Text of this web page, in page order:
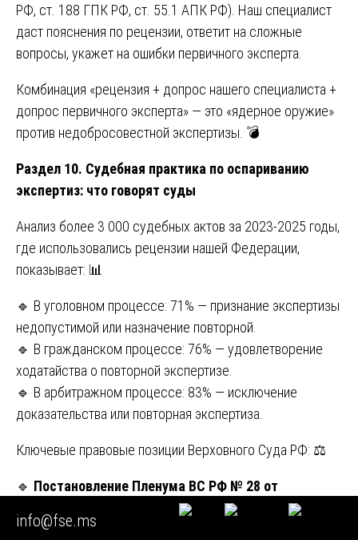
РФ, ст. 188 ГПК РФ, ст. 55.1 АПК РФ). Наш специалист
даст пояснения по рецензии, ответит на сложные
вопросы, укажет на ошибки первичного эксперта.
Комбинация «рецензия + допрос нашего специалиста +
допрос первичного эксперта» — это «ядерное оружие»
против недобросовестной экспертизы. 💣
Раздел 10. Судебная практика по оспариванию
экспертиз: что говорят суды
Анализ более 3 000 судебных актов за 2023-2025 годы,
где использовались рецензии нашей Федерации,
показывает: 📊
🔹 В уголовном процессе: 71% — признание экспертизы
недопустимой или назначение повторной.
🔹 В гражданском процессе: 76% — удовлетворение
ходатайства о повторной экспертизе.
🔹 В арбитражном процессе: 83% — исключение
доказательства или повторная экспертиза.
Ключевые правовые позиции Верховного Суда РФ: ⚖️
🔹 Постановление Пленума ВС РФ № 28 от
: при наличии обоснованных сомнений в
достоверности экспертизы суд обязан назначить
info@fse.ms